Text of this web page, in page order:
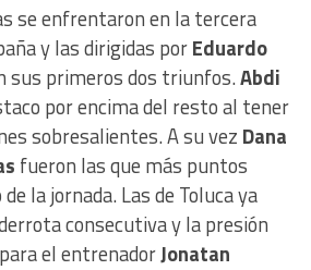
se enfrentaron en la tercera
y las dirigidas porEduardo
sus primeros dos triunfos.Abdi
por encima del resto al tener
sobresalientes. A su vez Dana
fueron las que más puntos
la jornada. Las de Toluca ya
consecutiva y la presión
el entrenadorJonatan